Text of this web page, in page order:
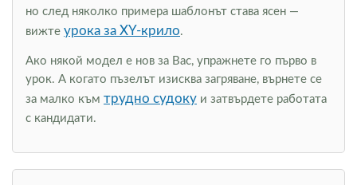
но след няколко примера шаблонът става ясен —
вижте урока за XY-крило.
Ако някой модел е нов за Вас, упражнете го първо в
урок. А когато пъзелът изисква загряване, върнете се
за малко към трудно судоку и затвърдете работата
с кандидати.